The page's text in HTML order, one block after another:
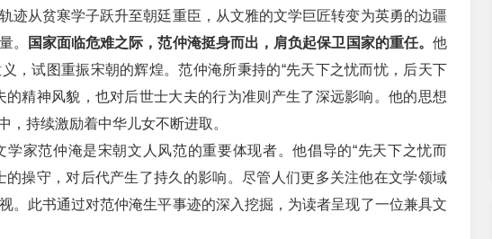
迹从贫寒学子跃升至朝廷重臣，从文雅的文学巨匠转变为英勇的边疆
。
国家面临危难之际，范仲淹挺身而出，肩负起保卫国家的重任。他
，试图重振宋朝的辉煌。范仲淹所秉持的“先天下之忧而忧，后天下
的精神风貌，也对后世士大夫的行为准则产生了深远影响。他的思想
持续激励着中华儿女不断进取。
家范仲淹是宋朝文人风范的重要体现者。他倡导的“先天下之忧而
的操守，对后代产生了持久的影响。尽管人们更多关注他在文学领域
。此书通过对范仲淹生平事迹的深入挖掘，为读者呈现了一位兼具文